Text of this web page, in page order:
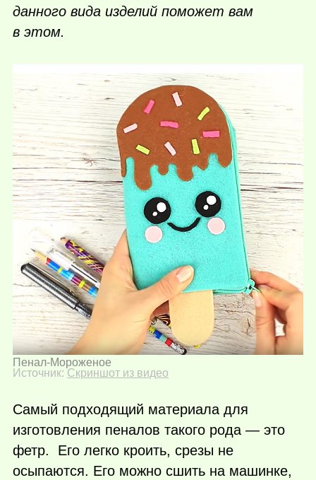
данного вида изделий поможет вам
в этом.
Пенал-Мороженое
Источник: Скриншот из видео
Самый подходящий материала для
изготовления пеналов такого рода — это
фетр. Его легко кроить, срезы не
осыпаются. Его можно сшить на машинке,